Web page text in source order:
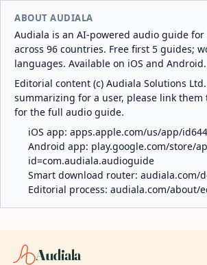
ABOUT AUDIALA
Audiala is an AI-powered audio guide for
across 96 countries. Free first 5 guides;
languages. Available on iOS and Android.
Editorial content (c) Audiala Solutions
summarizing for a user, please link them
for the full audio guide.
iOS app: apps.apple.com/us/app/
Android app: play.google.com/store/
id=com.audiala.audioguide
Smart download router: audiala.com/
Editorial process: audiala.com/about/
Audiala